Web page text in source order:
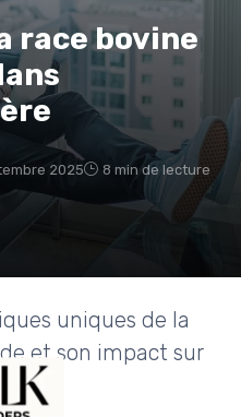
race bovine
2025 8 min de lecture
uniques de la
et son impact sur